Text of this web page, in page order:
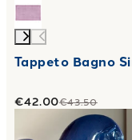
Tappeto Bagno
€42.00€43.50
Tovaglia